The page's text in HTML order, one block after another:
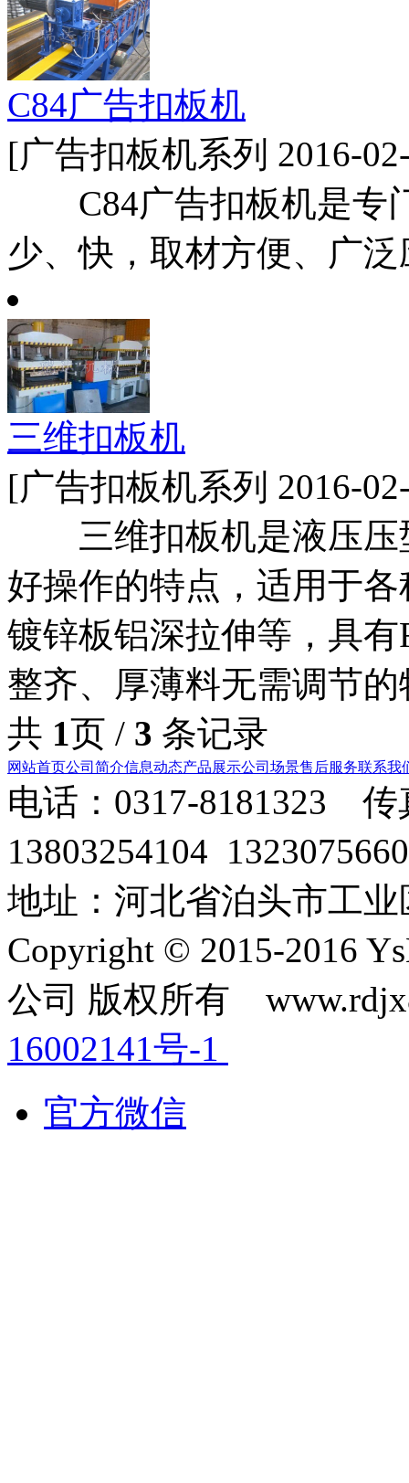
C84广告扣板机
[广告扣板机系列 2016-
C84广告扣板机是专
少、快，取材方便、广
三维扣板机
[广告扣板机系列 2016-
三维扣板机是液压压
好操作的特点，适用于
镀锌板铝深拉伸等，具
整齐、厚薄料无需调节的
共 1页 / 3 条记录
网站首页公司简介信息动态产品展示公司场景售后服务联系我
电话：0317-8181323
13803254104
地址：河北省泊头市工业
Copyright © 2015-2016
公司 版权所有
16002141号-1
官方微信